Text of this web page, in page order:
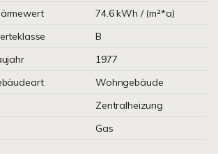
74.6 kWh / (m²*a)
B
1977
Wohngebäude
Zentralheizung
Gas